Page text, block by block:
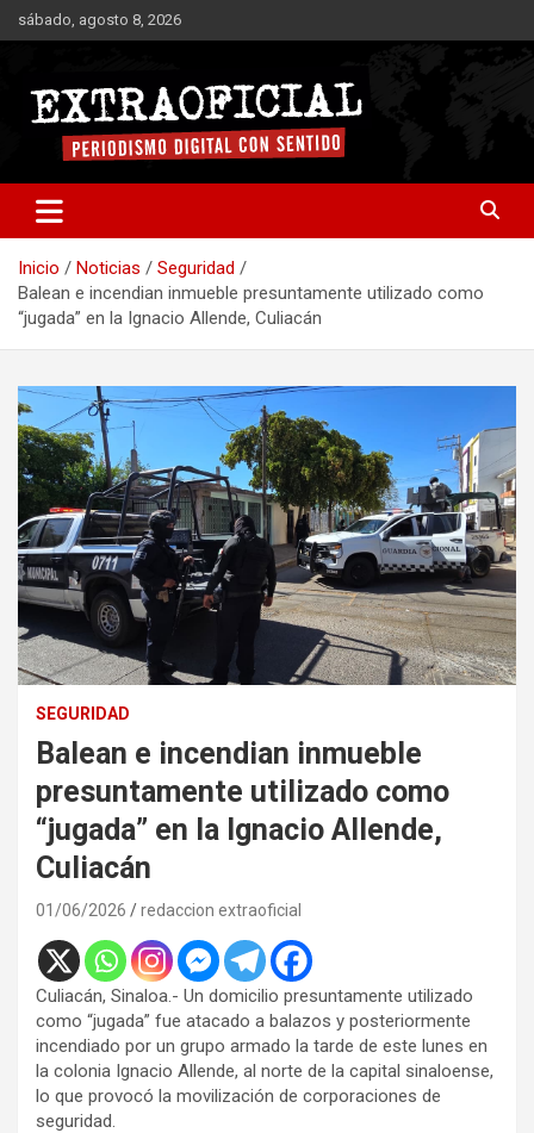
Saltar
al
sábado, agosto 8, 2026
Extraoficial
Inicio Noticias
Seguridad
Balean e incendian inmueble presuntamente utilizado como
“jugada” en la Ignacio Allende, Culiacán
SEGURIDAD
Balean e incendian inmueble
presuntamente utilizado como
“jugada” en la Ignacio Allende,
Culiacán
01/06/2026 redaccion extraoficial
Culiacán, Sinaloa.- Un domicilio presuntamente utilizado
como “jugada” fue atacado a balazos y posteriormente
incendiado por un grupo armado la tarde de este lunes en
la colonia Ignacio Allende, al norte de la capital sinaloense,
lo que provocó la movilización de corporaciones de
seguridad.